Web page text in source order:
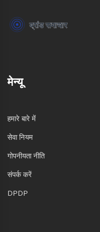
मेन्यू
हमारे बारे में
सेवा नियम
गोपनीयता नीति
संपर्क करें
DPDP